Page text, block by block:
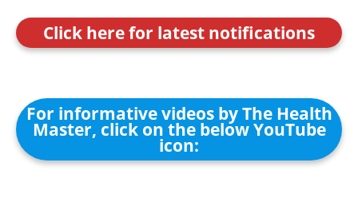
Click here for latest notifications
For informative videos by The Health
Master, click on the below YouTube
icon: